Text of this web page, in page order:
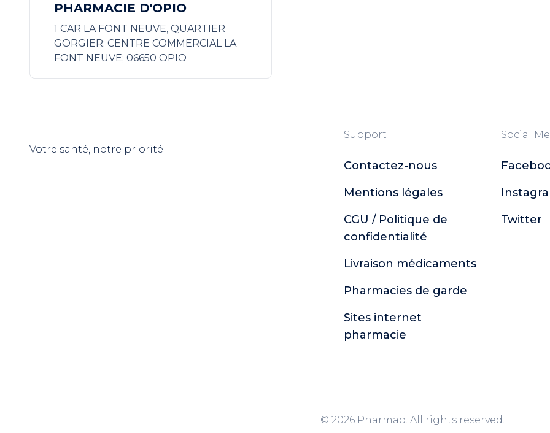
PHARMACIE D'OPIO
1 CAR LA FONT NEUVE, QUARTIER
GORGIER; CENTRE COMMERCIAL LA
FONT NEUVE; 06650 OPIO
Votre santé, notre priorité
Support
Contactez-nous
Mentions légales
CGU / Politique de
confidentialité
Livraison médicaments
Pharmacies de garde
Sites internet
pharmacie
Social
Twitter
© 2026 Pharmao. All rights reserved.